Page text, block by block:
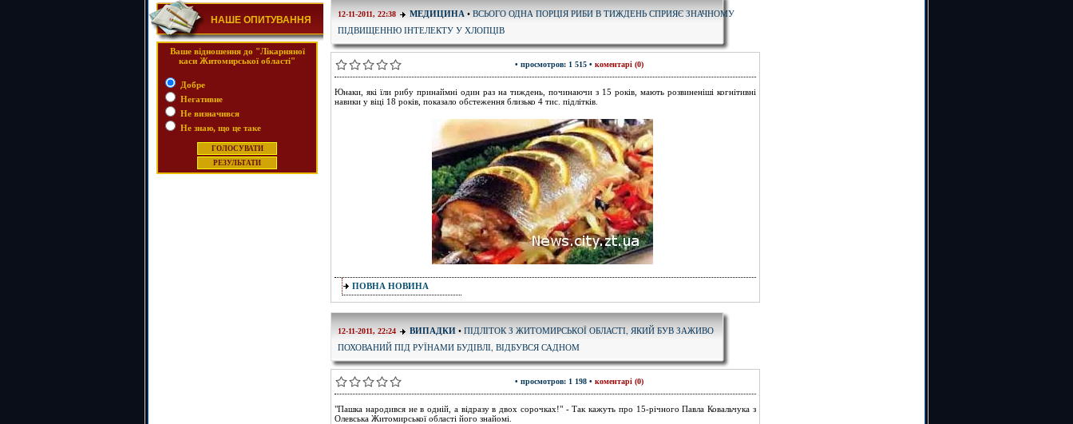
НАШЕ ОПИТУВАННЯ
Ваше відношення до "Лікарняної
каси Житомирської області"
Добре
Негативне
Не визначився
Не знаю, що це таке
12-11-2011, 22:38 МЕДИЦИНА • ВСЬОГО ОДНА ПОРЦІЯ РИБИ В ТИЖДЕНЬ СПРИЯЄ ЗНАЧНОМУ
ПІДВИЩЕННЮ ІНТЕЛЕКТУ У ХЛОПЦІВ
• просмотров: 1 515 • коментарі (0)
Юнаки, які їли рибу принаймні один раз на тиждень, починаючи з 15 років, мають розвиненіші когнітивні
навики у віці 18 років, показало обстеження близько 4 тис. підлітків.
ПОВНА НОВИНА
12-11-2011, 22:24 ВИПАДКИ • ПІДЛІТОК З ЖИТОМИРСЬКОЇ ОБЛАСТІ, ЯКИЙ БУВ ЗАЖИВО
ПОХОВАНИЙ ПІД РУЇНАМИ БУДІВЛІ, ВІДБУВСЯ САДНОМ
• просмотров: 1 198 • коментарі (0)
"Пашка народився не в одній, а відразу в двох сорочках!" - Так кажуть про 15-річного Павла Ковальчука з
Олевська Житомирської області його знайомі.